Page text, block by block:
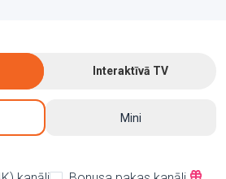
Interaktīvā TV
Mini